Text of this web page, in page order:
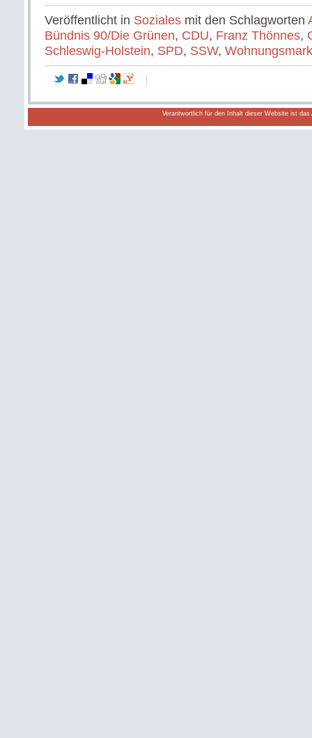
Veröffentlicht in Soziales mit den Schlagworten
Bündnis 90/Die Grünen, CDU, Franz Thönnes,
Schleswig-Holstein, SPD, SSW,
Verantwortlich für den Inhalt dieser Website ist